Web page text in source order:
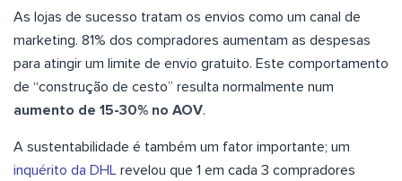
As lojas de sucesso tratam os envios como um canal de
marketing. 81% dos compradores aumentam as despesas
para atingir um limite de envio gratuito. Este comportamento
de “construção de cesto” resulta normalmente num
aumento de 15-30% no AOV.
A sustentabilidade é também um fator importante; um
inquérito da DHL revelou que 1 em cada 3 compradores